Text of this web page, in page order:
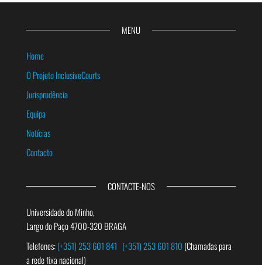
MENU
Home
O Projeto InclusiveCourts
Jurisprudência
Equipa
Notícias
Contacto
CONTACTE-NOS
Universidade do Minho,
Largo do Paço 4700-320 BRAGA
Telefones:(+351) 253 601 841 (+351) 253 601 810 (Chamadas para
a rede fixa nacional)